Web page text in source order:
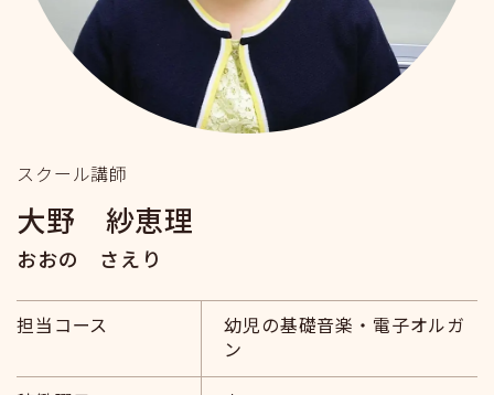
スクール講師
大野 紗恵理
おおの さえり
担当コース
幼児の基礎音楽・電子オルガ
ン